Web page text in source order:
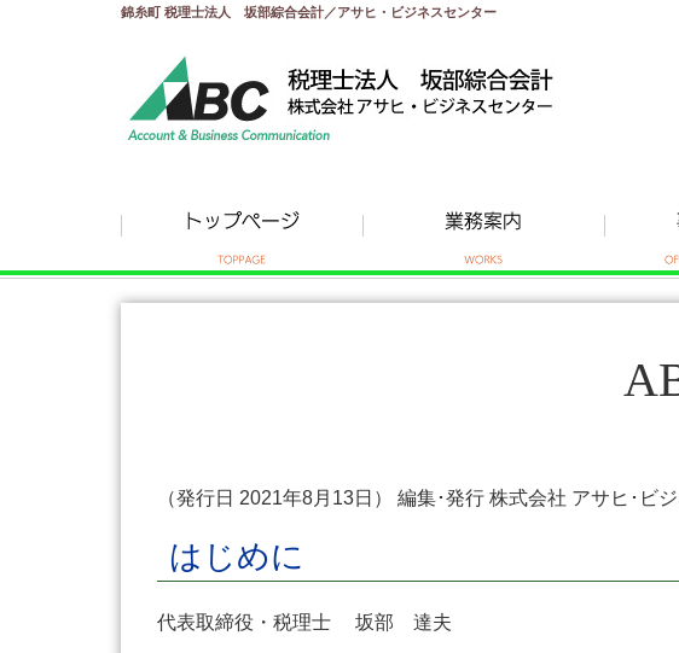
錦糸町 税理士法人 坂部綜合会計／アサヒ・ビジネスセンター
（発行日 2021年8月13日） 編集･発行 株式会社 アサヒ･ビ
はじめに
代表取締役・税理士 坂部 達夫